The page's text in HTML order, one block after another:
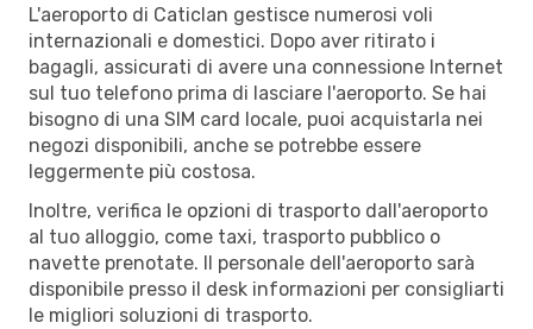
L'aeroporto di Caticlan gestisce numerosi voli
internazionali e domestici. Dopo aver ritirato i
bagagli, assicurati di avere una connessione Internet
sul tuo telefono prima di lasciare l'aeroporto. Se hai
bisogno di una SIM card locale, puoi acquistarla nei
negozi disponibili, anche se potrebbe essere
leggermente più costosa.
Inoltre, verifica le opzioni di trasporto dall'aeroporto
al tuo alloggio, come taxi, trasporto pubblico o
navette prenotate. Il personale dell'aeroporto sarà
disponibile presso il desk informazioni per consigliarti
le migliori soluzioni di trasporto.